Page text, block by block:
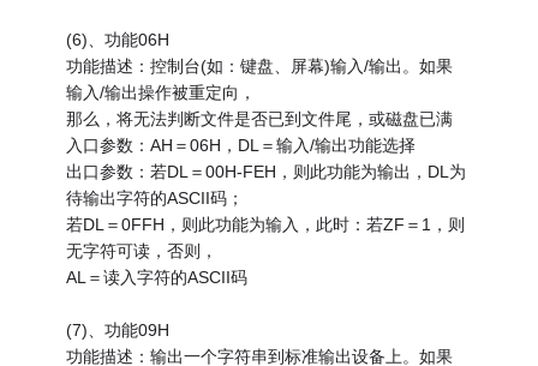
(6)、功能06H
功能描述：控制台(如：键盘、屏幕)输入/输出。如果
输入/输出操作被重定向，
那么，将无法判断文件是否已到文件尾，或磁盘已满
入口参数：AH＝06H，DL＝输入/输出功能选择
出口参数：若DL＝00H-FEH，则此功能为输出，DL为
待输出字符的ASCII码；
若DL＝0FFH，则此功能为输入，此时：若ZF＝1，则
无字符可读，否则，
AL＝读入字符的ASCII码
(7)、功能09H
功能描述：输出一个字符串到标准输出设备上。如果